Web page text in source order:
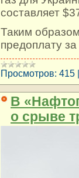
составляет
Таким
предоплату
Просмотров: 415 |
В
о срыве